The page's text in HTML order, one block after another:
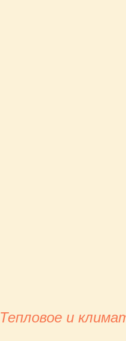
Тепловое и